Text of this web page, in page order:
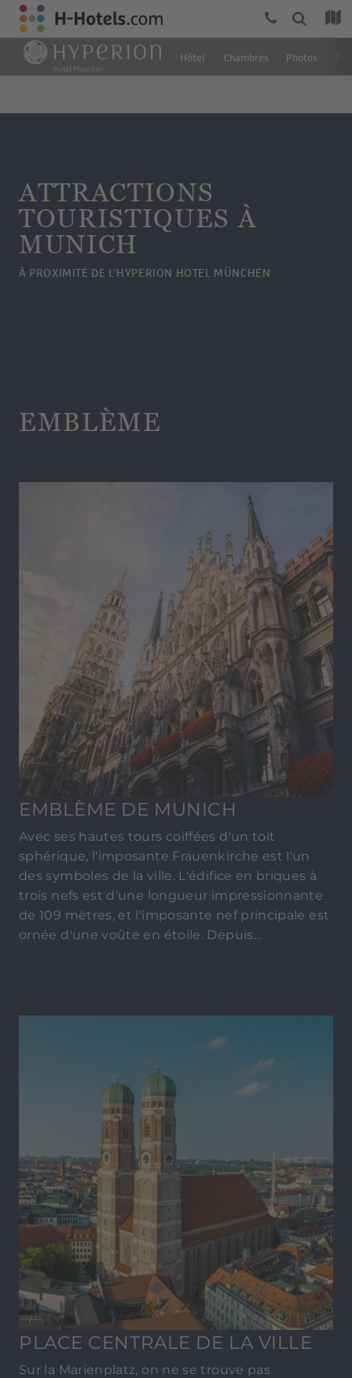
Hôtel Chambres Photos
ATTRACTIONS
TOURISTIQUES À
MUNICH
À PROXIMITÉ DE L'HYPERION HOTEL MÜNCHEN
EMBLÈME
EMBLÈME DE MUNICH
Avec ses hautes tours coiffées d'un toit
sphérique, l'imposante Frauenkirche est l'un
des symboles de la ville. L'édifice en briques à
trois nefs est d'une longueur impressionnante
de 109 mètres, et l'imposante nef principale est
ornée d'une voûte en étoile. Depuis
PLACE CENTRALE DE LA VILLE
Sur la Marienplatz, on ne se trouve pas